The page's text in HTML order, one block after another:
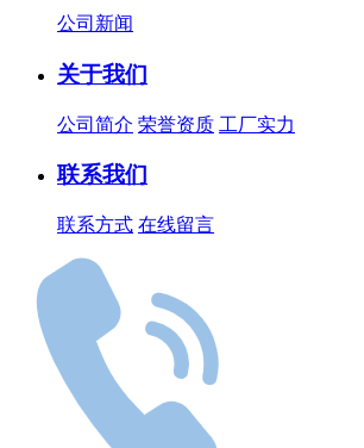
公司新闻
关于我们
公司简介 荣誉资质 工厂实力
联系我们
联系方式 在线留言